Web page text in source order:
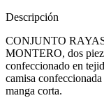
Descripción
CONJUNTO
MONTERO, dos
confeccionado en
camisa
manga corta.